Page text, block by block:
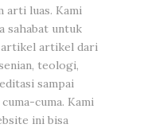
arti luas. Kami
sahabat untuk
artikel artikel dari
teologi,
sampai
cuma. Kami
ini bisa